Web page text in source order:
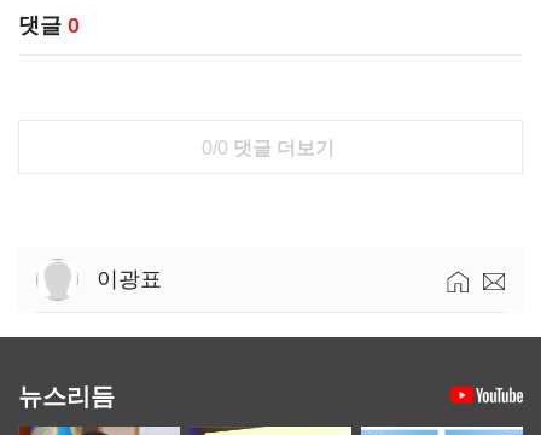
댓글 0
0/0 댓글 더보기
이광표
뉴스리듬